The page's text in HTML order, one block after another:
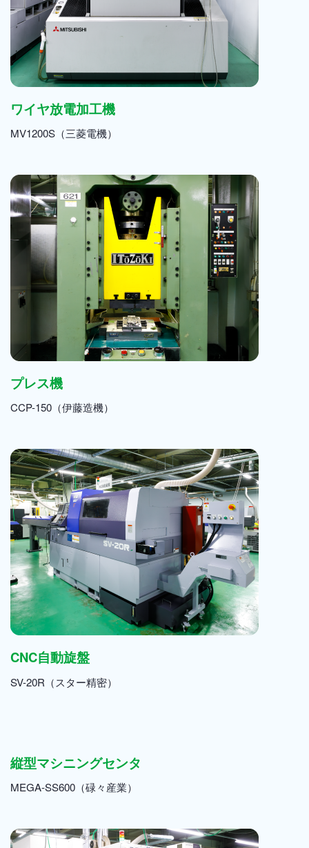
ワイヤ放電加工機
MV1200S（三菱電機）
プレス機
CCP-150（伊藤造機）
CNC自動旋盤
SV-20R（スター精密）
縦型マシニングセンタ
MEGA-SS600（碌々産業）